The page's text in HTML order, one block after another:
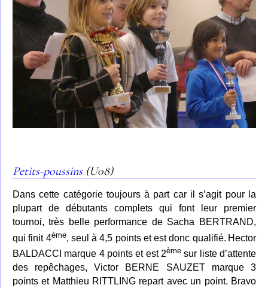
Petits-poussins(U08)
Dans cette catégorie toujours à part car il s’agit pour la
plupart de débutants complets qui font leur premier
tournoi, très belle performance de Sacha BERTRAND,
qui finit 4ème, seul à 4,5 points et est donc qualifié. Hector
BALDACCI marque 4 points et est 2ème sur liste d’attente
des repêchages, Victor BERNE SAUZET marque 3
points et Matthieu RITTLING repart avec un point. Bravo